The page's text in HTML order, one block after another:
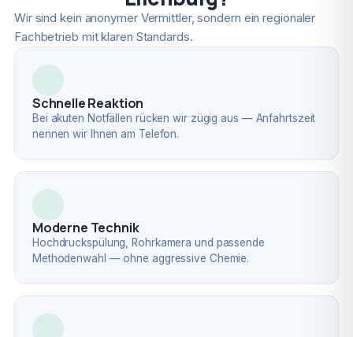
Wir sind kein anonymer Vermittler, sondern ein regionaler
Fachbetrieb mit klaren Standards.
Schnelle Reaktion
Bei akuten Notfällen rücken wir zügig aus — Anfahrtszeit
nennen wir Ihnen am Telefon.
Moderne Technik
Hochdruckspülung, Rohrkamera und passende
Methodenwahl — ohne aggressive Chemie.